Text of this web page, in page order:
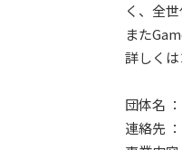
く、全
また
詳しくは
団体名
連絡先